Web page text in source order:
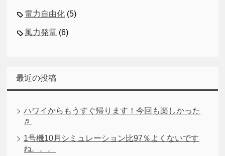
電力自由化 (5)
風力発電 (6)
最近の投稿
ハワイからもうすぐ帰ります！今回も楽しかった
♬
1号機10月シミュレーション比97％よくないです
ね。。。